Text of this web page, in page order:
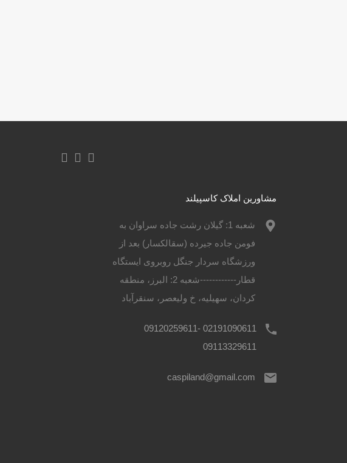
مشاورین املاک کاسپیلند
شعبه 1: گیلان رشت جاده سراوان به
فومن جاده جیرده (سقالکسار) بعد از
ورزشگاه سردار جنگل روبروی ایستگاه
قطار------------شعبه 2: البرز، منطقه
کردان، سهیلیه، خ ولیعصر، سنقرآباد
02191090611 09120259611-
09113329611
caspiland@gmail.com